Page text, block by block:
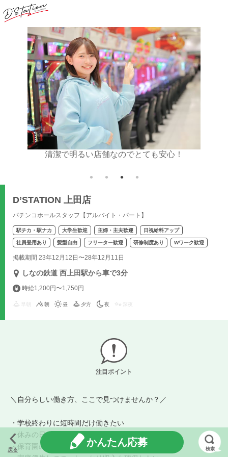
清潔で明るい店舗なのでとても安心！
D’STATION 上田店
パチンコホールスタッフ【アルバイト・パート】
駅チカ・駅ナカ 大学生歓迎 主婦・主夫歓迎 日祝給料アップ
社員登用あり 髪型自由 フリーター歓迎 研修制度あり Wワーク歓迎
掲載期間 23年12月12日〜28年12月11日
しなの鉄道 西上田駅から車で3分
時給1,200円〜1,750円
朝 昼 夕方 夜 深夜
注目ポイント
＼自分らしい働き方、ここで見つけませんか？／
・学校終わりに短時間だけ働きたい
・休みの日にガッツリ稼ぎたい
・保育園の時間だけ働きたい
戻る
かんたん応募
検索